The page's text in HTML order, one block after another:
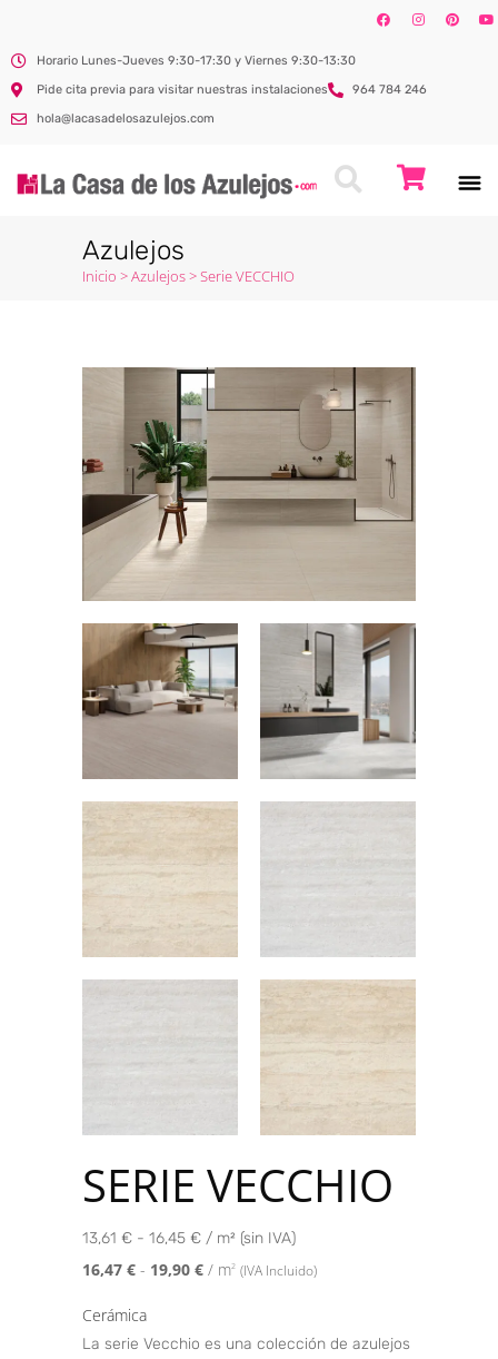
Horario Lunes-Jueves 9:30-17:30 y Viernes 9:30-13:30
Pide cita previa para visitar nuestras instalaciones
964 784 246
hola@lacasadelosazulejos.com
Azulejos
Inicio >Azulejos>Serie VECCHIO
SERIE VECCHIO
13,61 € - 16,45 € / m² (sin IVA)
16,47 € - 19,90 € / m2 (IVA Incluido)
Cerámica
La serie Vecchio es una colección de azulejos